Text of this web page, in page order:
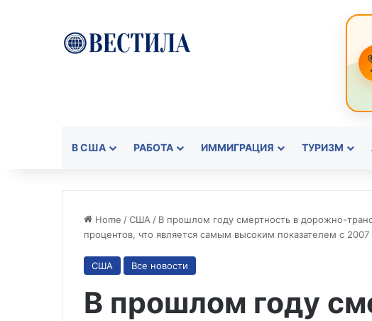
В США РАБОТА ИММИГРАЦИЯ ТУРИЗМ
Home /США / В прошлом году смертность в дорожно-
процентов, что является самым высоким показателем с 2007
США Все новости
В прошлом году